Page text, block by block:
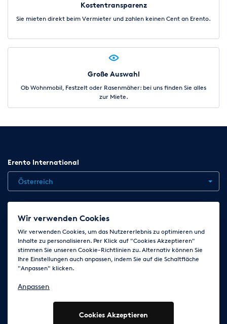
Kostentransparenz
Sie mieten direkt beim Vermieter und zahlen keinen Cent an Erento.
Große Auswahl
Ob Wohnmobil, Festzelt oder Rasenmäher: bei uns finden Sie alles
zur Miete.
Erento International
Österreich
Jobs Kontakt News
AGB
Impressum Cookie-Einstellungen ändern
Folge uns auf
Wir verwenden Cookies
Wir verwenden Cookies, um das Nutzererlebnis zu optimieren und
Inhalte zu personalisieren. Per Klick auf "Cookies Akzeptieren"
stimmen Sie unseren Cookie-Richtlinien zu. Alternativ können Sie
Ihre Einstellungen auch anpassen, indem Sie auf die Schaltfläche
"Anpassen" klicken.
Anpassen
Cookies Akzeptieren